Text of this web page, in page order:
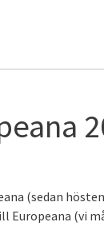
(sedan
(vi